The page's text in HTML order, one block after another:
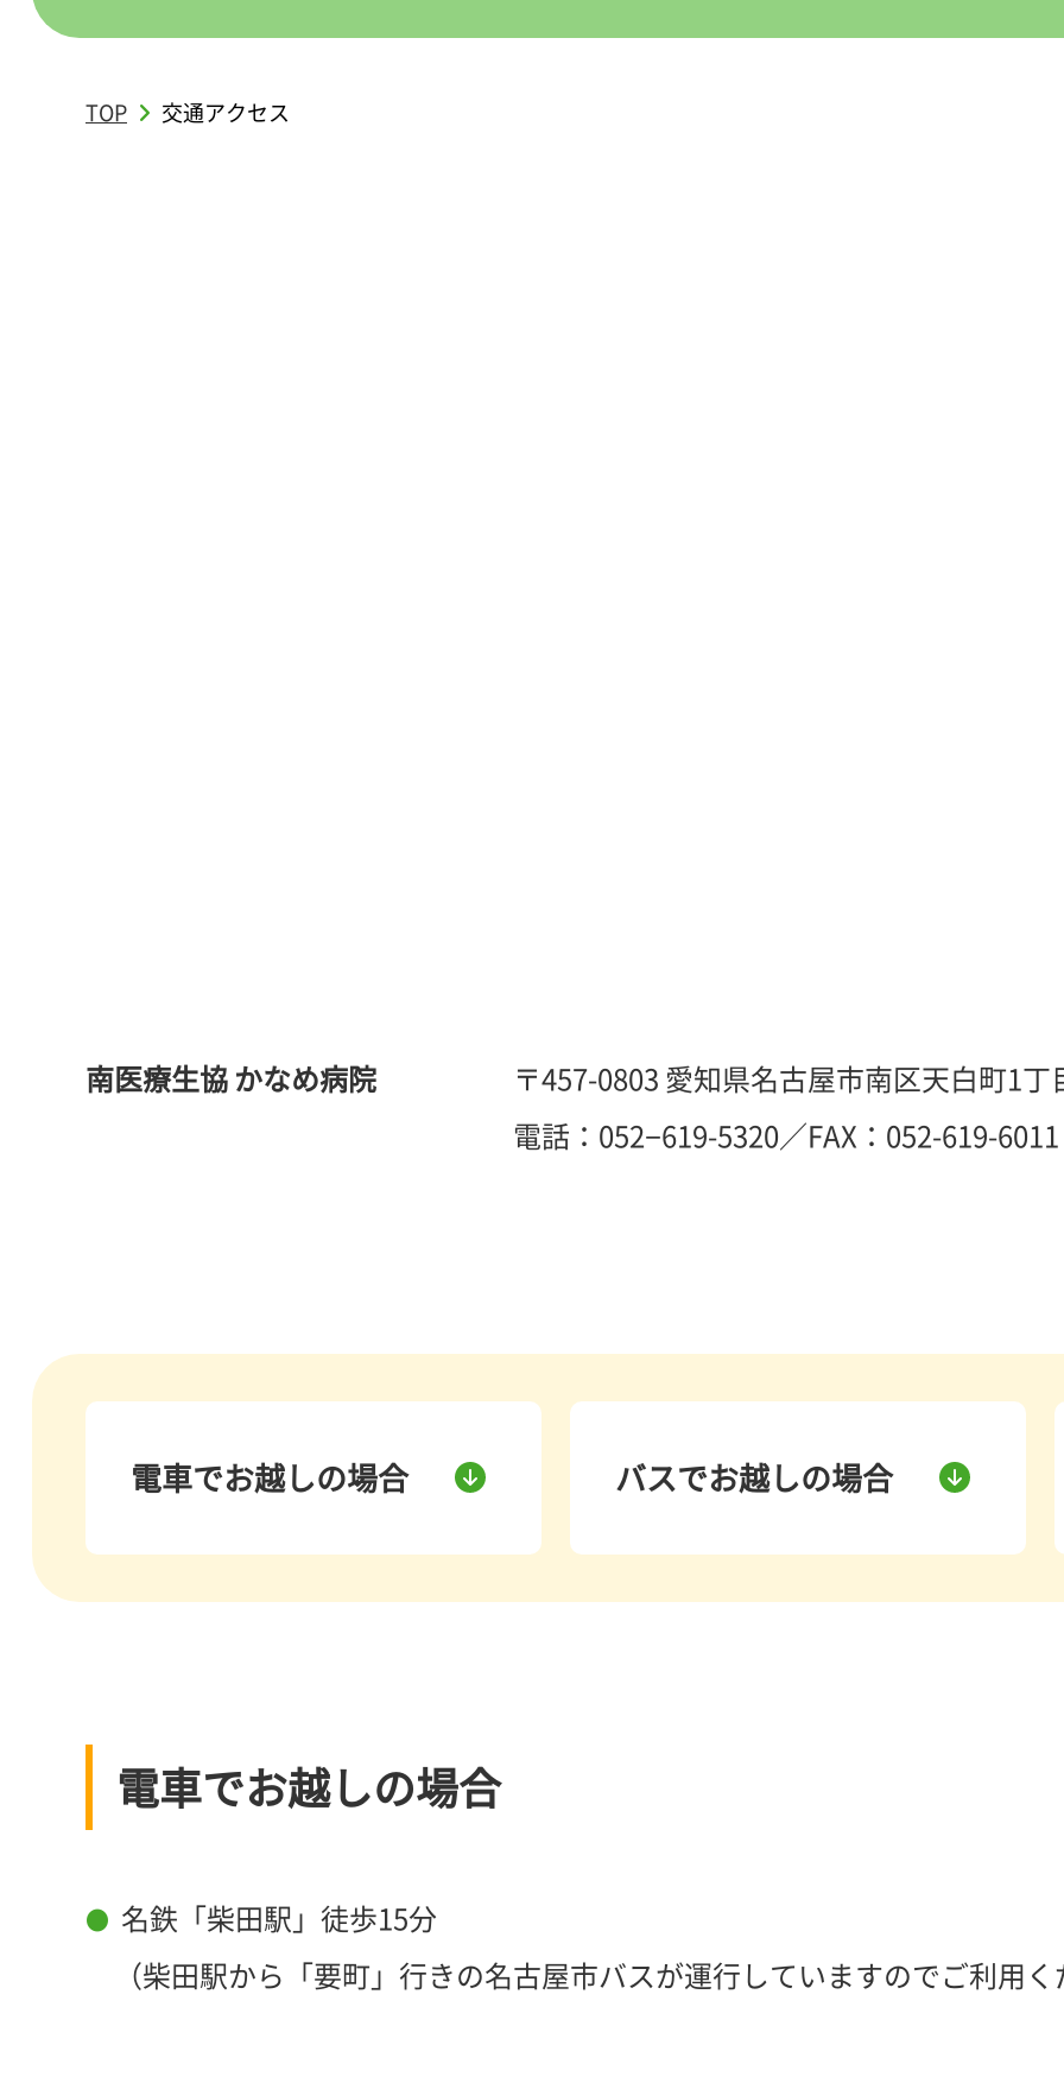
TOP 交通アクセス
南医療生協 かなめ病院 〒457-0803 愛知県名古屋市南区天白町1丁
電話：052−619-5320／FAX：052-619-6011
電車でお越しの場合 バスでお越しの場合
電車でお越しの場合
名鉄「柴田駅」徒歩15分
（柴田駅から「要町」行きの名古屋市バスが運行していますのでご利用